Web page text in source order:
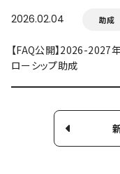
2026.02.04 助成
【FAQ公開】2026-2027
ローシップ助成